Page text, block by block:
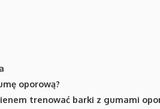
oporową?
trenować barki z gumami